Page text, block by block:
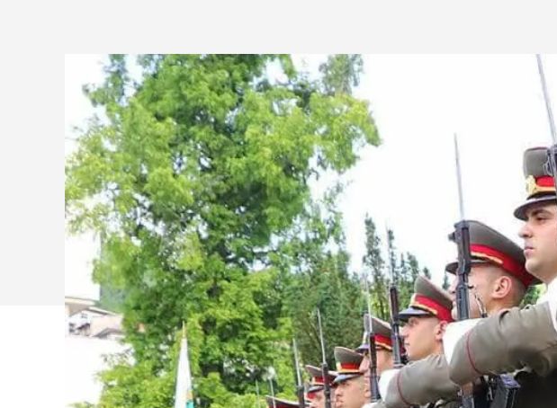
LOGITECH MEETUP,
L’UNIVERSITÉ
MILITAIRE
NATIONALE
BULGARE
ÉCONOMISE